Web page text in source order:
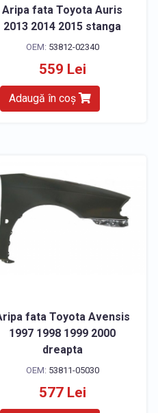
Aripa fata Toyota Auris
2013 2014 2015 stanga
OEM: 53812-02340
559 Lei
Adaugă în coș
fata Toyota Avensis
1997 1998 1999 2000
dreapta
OEM: 53811-05030
577 Lei